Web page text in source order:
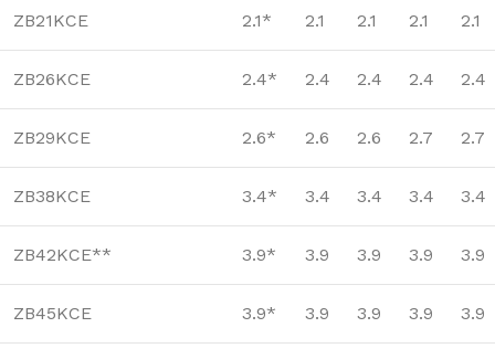
ZB21KCE 2.1* 2.1 2.1 2.1 2.1
ZB26KCE 2.4* 2.4 2.4 2.4 2.4
ZB29KCE 2.6* 2.6 2.6 2.7 2.7
ZB38KCE 3.4* 3.4 3.4 3.4 3.4
ZB42KCE** 3.9* 3.9 3.9 3.9 3.9
ZB45KCE 3.9* 3.9 3.9 3.9 3.9